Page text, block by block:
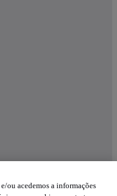
ou acedemos a informações